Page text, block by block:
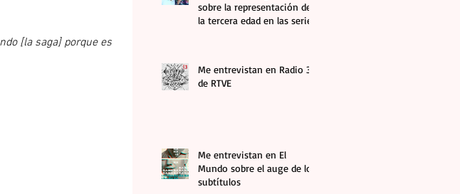
[la saga] porque es
sobre la representación de
la tercera edad en las series
Me entrevistan en Radio 3
de RTVE
Me entrevistan en El
Mundo sobre el auge de los
subtítulos